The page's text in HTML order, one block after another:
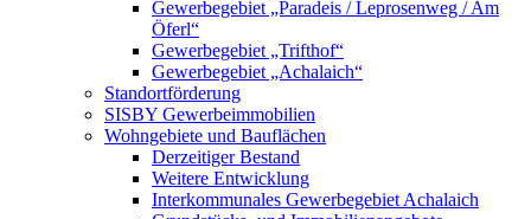
Gewerbegebiet „Paradeis / Leprosenweg / Am
Öferl“
Gewerbegebiet „Trifthof“
Gewerbegebiet „Achalaich“
Standortförderung
SISBY Gewerbeimmobilien
Wohngebiete und Bauflächen
Derzeitiger Bestand
Weitere Entwicklung
Interkommunales Gewerbegebiet Achalaich